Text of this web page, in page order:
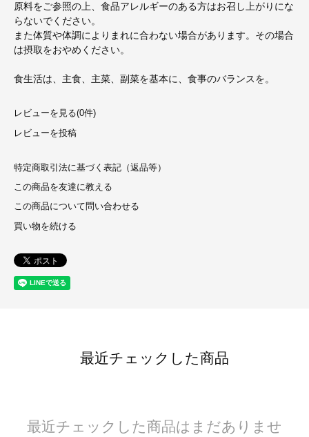
原料をご参照の上、食品アレルギーのある方はお召し上がりにな
らないでください。
また体質や体調によりまれに合わない場合があります。その場合
は摂取をおやめください。
食生活は、主食、主菜、副菜を基本に、食事のバランスを。
レビューを見る(0件)
レビューを投稿
特定商取引法に基づく表記（返品等）
この商品を友達に教える
この商品について問い合わせる
買い物を続ける
最近チェックした商品
最近チェックした商品はまだありませ